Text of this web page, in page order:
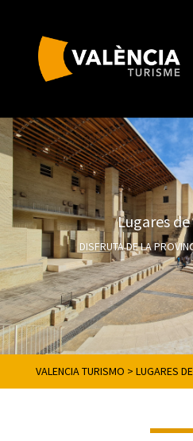
Lugares
DISFRUTA DE LA
VALENCIA TURISMO > LUGARES